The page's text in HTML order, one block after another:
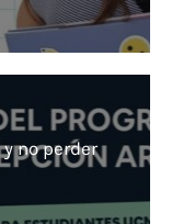
no perder